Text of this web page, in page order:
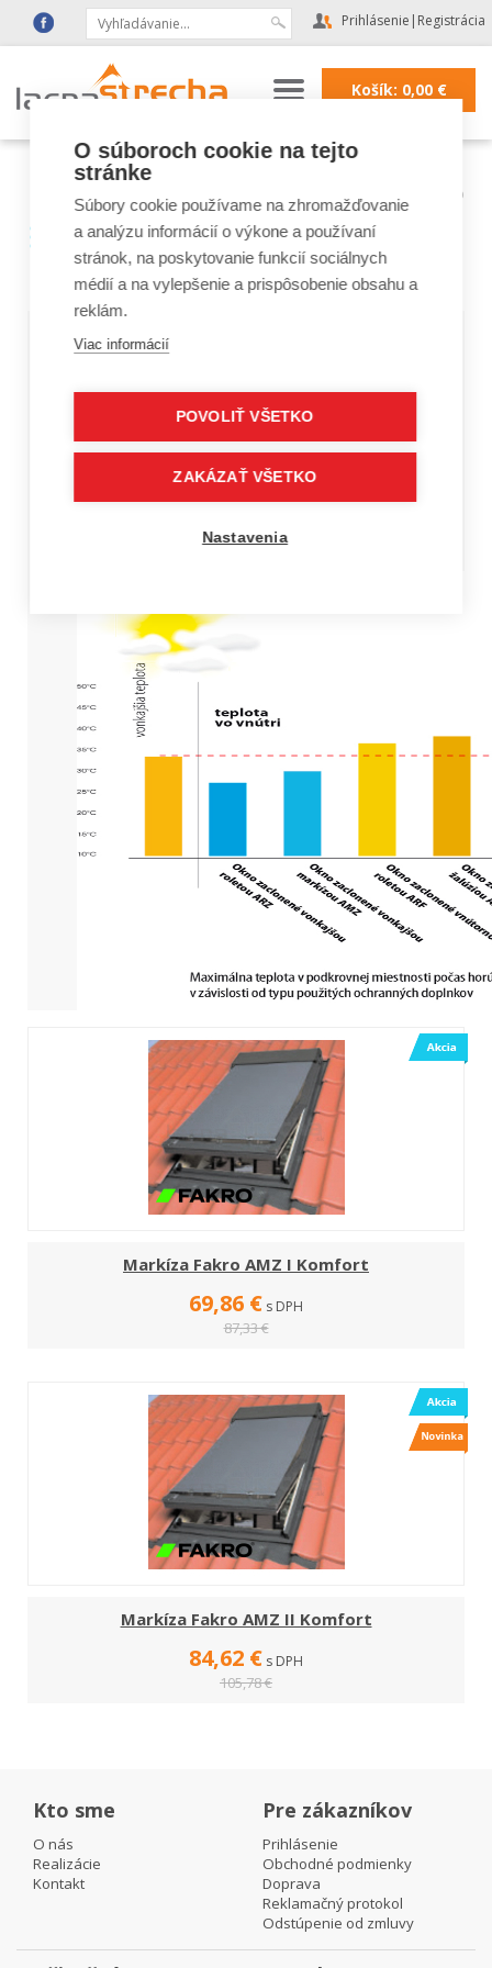
Prihlásenie | Registrácia
Košík: 0,00€
Lacná strecha|Strešné okná FAKRO, VELUX
Vonkajšie doplnky FAKRO
Vonkajšie doplnky -
markízy FAKRO
Vonkajšia markíza chráni pred horúčavou až 8-
Vonkajšia markíza namontovaná s vnútorným
doplnkom na jednom strešnom okne FAKRO tvorí
zostavu doplnkov zabezpečujúcu najvyšší komfort
Markíza Fakro AMZ I Komfort
69,86 € s DPH
87,33 €
Markíza Fakro AMZ II Komfort
84,62 € s DPH
105,78 €
Kto sme
O nás
Realizácie
Kontakt
Pre zákazníkov
Prihlásenie
Obchodné podmienky
Doprava
Reklamačný protokol
Odstúpenie od zmluvy
O súboroch cookie na tejto
stránke
Súbory cookie používame na zhromažďovanie
a analýzu informácií o výkone a používaní
stránok, na poskytovanie funkcií sociálnych
médií a na vylepšenie a prispôsobenie obsahu a
reklám.
Viac informácií
POVOLIŤ VŠETKO
ZAKÁZAŤ VŠETKO
Nastavenia